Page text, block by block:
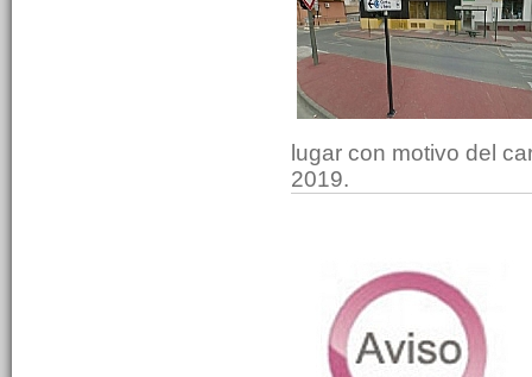
lugar con motivo del
2019.